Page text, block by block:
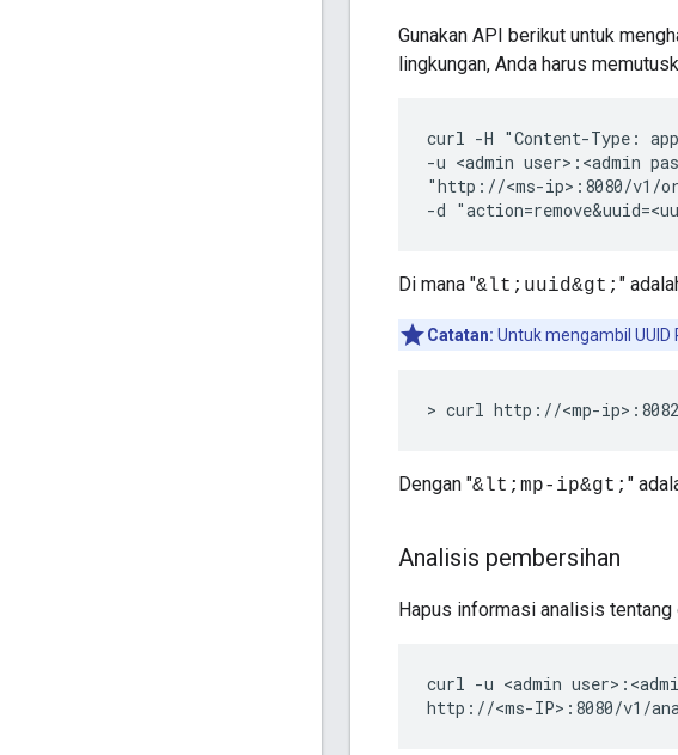
Gunakan API berikut untuk
lingkungan, Anda harus
curl -H "Content-Type:
-u <admin user>:<admin
"http://<ms-ip>:8080/v1/
-d
Di mana "&lt;uuid&gt; "
Catatan: Untuk mengambil
> curl http://<mp-
Dengan "&lt;mp-ip&gt; "
Analisis pembersihan
Hapus informasi analisis tentang
curl -u <admin
http://<ms-IP>:8080/v1/